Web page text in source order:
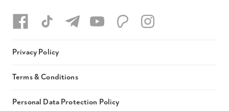
Privacy Policy
Terms & Conditions
Personal Data Protection Policy